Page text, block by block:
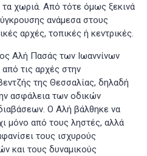
χωριά. Από τότε όμως ξεκινά
ανάμεσα στους
αρχές, τοπικές ή κεντρικές.
Πασάς των Ιωαννίνων
τις αρχές στην
της Θεσσαλίας, δηλαδή
ασφάλεια των οδικών
Ο Αλή βάλθηκε να
μόνο από τους ληστές, αλλά
τους ισχυρούς
και τους δυναμικούς